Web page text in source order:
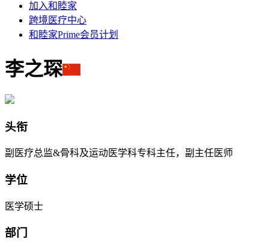
加入和睦家
跨境医疗中心
和睦家Prime会员计划
李之琛
头衔
副医疗总监&骨科及运动医学科专科主任，副主任医师
学位
医学硕士
部门